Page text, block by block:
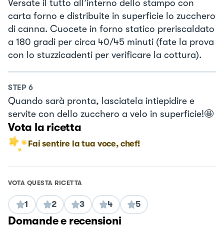
Versate il tutto all’interno dello stampo con
carta forno e distribuite in superficie lo zucchero
di canna. Cuocete in forno statico preriscaldato
a 180 gradi per circa 40/45 minuti (fate la prova
con lo stuzzicadenti per verificare la cottura).
STEP 6
Quando sarà pronta, lasciatela intiepidire e
servite con dello zucchero a velo in superficie!🤩
Vota la ricetta
Fai sentire la tua voce, chef!
VOTA QUESTA RICETTA
1 2 3 4 5
Domande e recensioni